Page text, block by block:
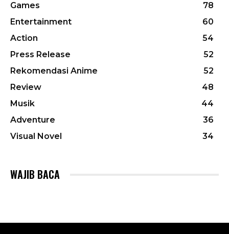
Games
78
Entertainment
60
Action
54
Press Release
52
Rekomendasi Anime
52
Review
48
Musik
44
Adventure
36
Visual Novel
34
WAJIB BACA